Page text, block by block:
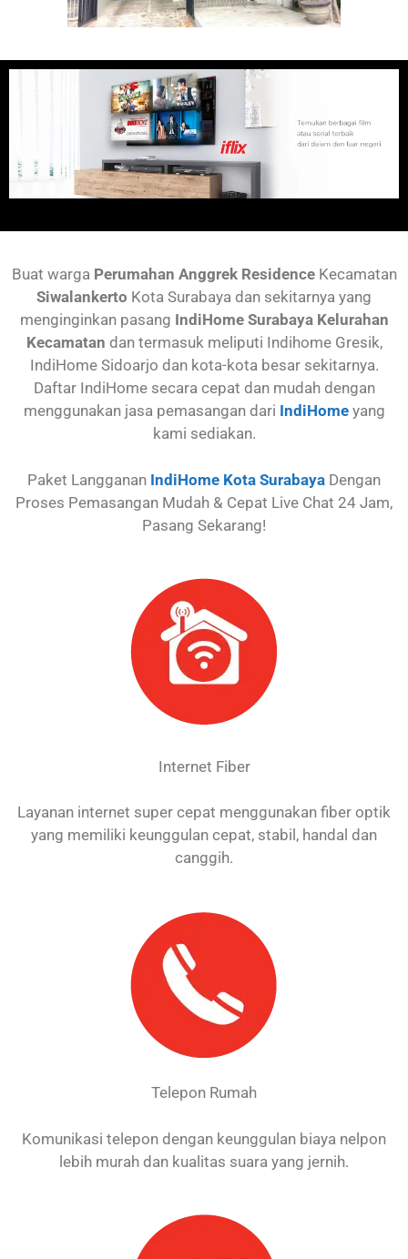
Buat warga Perumahan Anggrek Residence Kecamatan
Siwalankerto Kota Surabaya dan sekitarnya yang
menginginkan pasang IndiHome Surabaya Kelurahan
Kecamatan dan termasuk meliputi Indihome Gresik,
IndiHome Sidoarjo dan kota-kota besar sekitarnya.
Daftar IndiHome secara cepat dan mudah dengan
menggunakan jasa pemasangan dari IndiHome yang
kami sediakan.
Paket Langganan IndiHome Kota Surabaya Dengan
Proses Pemasangan Mudah & Cepat Live Chat 24 Jam,
Pasang Sekarang!
Internet Fiber
Layanan internet super cepat menggunakan fiber optik
yang memiliki keunggulan cepat, stabil, handal dan
canggih.
Telepon Rumah
Komunikasi telepon dengan keunggulan biaya nelpon
lebih murah dan kualitas suara yang jernih.